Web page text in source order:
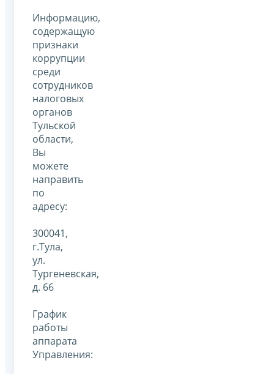
Информацию,
содержащую
признаки
коррупции
среди
сотрудников
налоговых
органов
Тульской
области,
Вы
можете
направить
по
адресу:
300041,
г.Тула,
ул.
Тургеневская,
д. 66
График
работы
аппарата
Управления: